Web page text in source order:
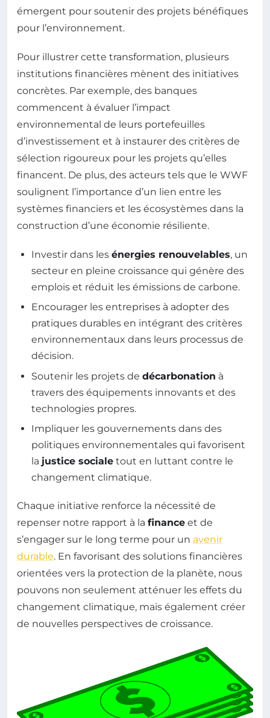
émergent pour soutenir des projets bénéfiques
pour l’environnement.
Pour illustrer cette transformation, plusieurs
institutions financières mènent des initiatives
concrètes. Par exemple, des banques
commencent à évaluer l’impact
environnemental de leurs portefeuilles
d’investissement et à instaurer des critères de
sélection rigoureux pour les projets qu’elles
financent. De plus, des acteurs tels que le WWF
soulignent l’importance d’un lien entre les
systèmes financiers et les écosystèmes dans la
construction d’une économie résiliente.
Investir dans les énergies renouvelables, un
secteur en pleine croissance qui génère des
emplois et réduit les émissions de carbone.
Encourager les entreprises à adopter des
pratiques durables en intégrant des critères
environnementaux dans leurs processus de
décision.
Soutenir les projets de décarbonation à
travers des équipements innovants et des
technologies propres.
Impliquer les gouvernements dans des
politiques environnementales qui favorisent
la justice sociale tout en luttant contre le
changement climatique.
Chaque initiative renforce la nécessité de
repenser notre rapport à la finance et de
s’engager sur le long terme pour un avenir
durable. En favorisant des solutions financières
orientées vers la protection de la planète, nous
pouvons non seulement atténuer les effets du
changement climatique, mais également créer
de nouvelles perspectives de croissance.